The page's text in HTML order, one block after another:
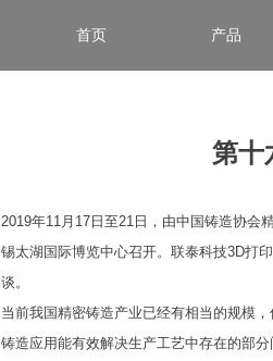
首页 产品
第十
2019年11月17日至21日，由中国铸造协会
锡太湖国际博览中心召开。联泰科技3D打
谈。
当前我国精密铸造产业已经有相当的规模
铸造应用能有效解决生产工艺中存在的部